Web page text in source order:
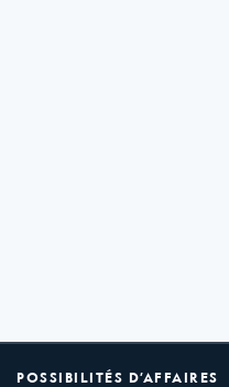
POSSIBILITÉS D’AFFAIRES